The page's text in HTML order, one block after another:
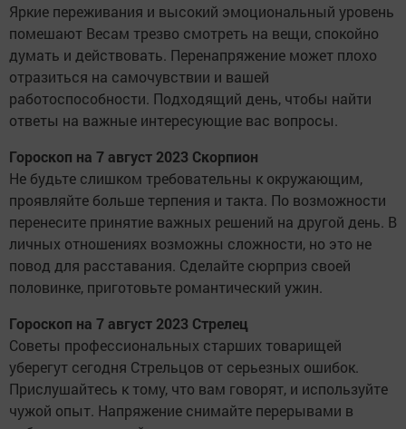
Яркие переживания и высокий эмоциональный уровень
помешают Весам трезво смотреть на вещи, спокойно
думать и действовать. Перенапряжение может плохо
отразиться на самочувствии и вашей
работоспособности. Подходящий день, чтобы найти
ответы на важные интересующие вас вопросы.
Гороскоп на 7 август 2023 Скорпион
Не будьте слишком требовательны к окружающим,
проявляйте больше терпения и такта. По возможности
перенесите принятие важных решений на другой день. В
личных отношениях возможны сложности, но это не
повод для расставания. Сделайте сюрприз своей
половинке, приготовьте романтический ужин.
Гороскоп на 7 август 2023 Стрелец
Советы профессиональных старших товарищей
уберегут сегодня Стрельцов от серьезных ошибок.
Прислушайтесь к тому, что вам говорят, и используйте
чужой опыт. Напряжение снимайте перерывами в